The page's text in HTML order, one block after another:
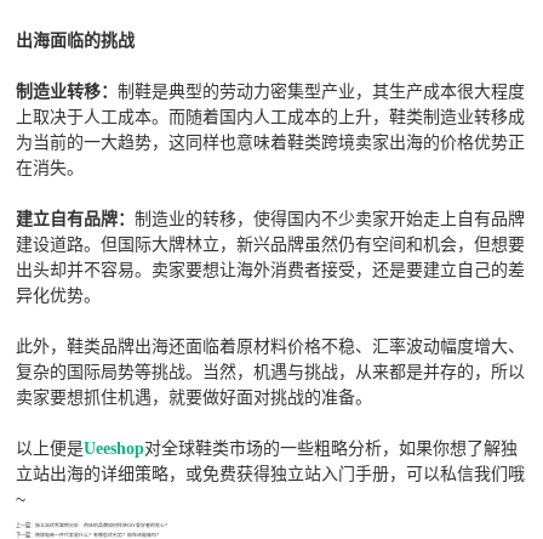
出海面临的挑战
制造业转移：制鞋是典型的劳动力密集型产业，其生产成本很大程度
上取决于人工成本。而随着国内人工成本的上升，鞋类制造业转移成
为当前的一大趋势，这同样也意味着鞋类跨境卖家出海的价格优势正
在消失。
建立自有品牌：制造业的转移，使得国内不少卖家开始走上自有品牌
建设道路。但国际大牌林立，新兴品牌虽然仍有空间和机会，但想要
出头却并不容易。卖家要想让海外消费者接受，还是要建立自己的差
异化优势。
此外，鞋类品牌出海还面临着原材料价格不稳、汇率波动幅度增大、
复杂的国际局势等挑战。当然，机遇与挑战，从来都是并存的，所以
卖家要想抓住机遇，就要做好面对挑战的准备。
以上便是Ueeshop对全球鞋类市场的一些粗略分析，如果你想了解独
立站出海的详细策略，或免费获得独立站入门手册，可以私信我们哦
~
上一篇：独立站优秀案例分析：热压机品牌如何俘获DIY爱好者的芳心？
下一篇：跨境电商一件代发是什么？有哪些优劣势？现在还能做吗？